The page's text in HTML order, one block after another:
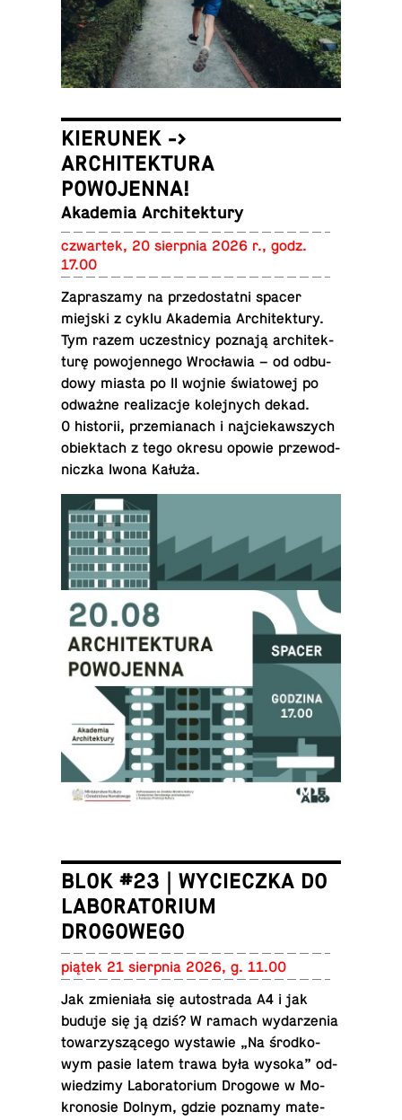
KIERUNEK ->
ARCHITEKTURA
POWOJENNA!
Aka­de­mia Architektury
czwar­tek, 20 sierp­nia 2026 r., godz.
17.00
Za­pra­sza­my na przed­ostat­ni spacer
miejski z cyklu Aka­de­mia Ar­chi­tek­tu­ry.
Tym razem uczest­ni­cy poznają ar­chi­tek­
tu­rę po­wo­jen­ne­go Wro­cła­wia – od od­bu­
do­wy miasta po II wojnie świa­to­wej po
odważne re­ali­za­cje ko­lej­nych dekad.
O hi­sto­rii, prze­mia­nach i naj­cie­kaw­szych
obiek­tach z tego okresu opowie prze­wod­
nicz­ka Iwona Kałuża.
BLOK #23 | WYCIECZKA DO
LABORATORIUM
DROGOWEGO
piątek 21 sierp­nia 2026, g. 11.00
Jak zmie­nia­ła się au­to­stra­da A4 i jak
buduje się ją dziś? W ramach wy­da­rze­nia
to­wa­rzy­szą­ce­go wy­sta­wie „Na środ­ko­
wym pasie latem trawa była wysoka” od­
wie­dzi­my La­bo­ra­to­rium Drogowe w Mo­
kro­no­sie Dolnym, gdzie poznamy ma­te­